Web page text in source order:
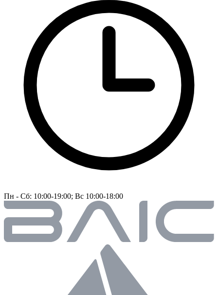
Пн - Сб: 10:00-19:00; Вс 10:00-18:00